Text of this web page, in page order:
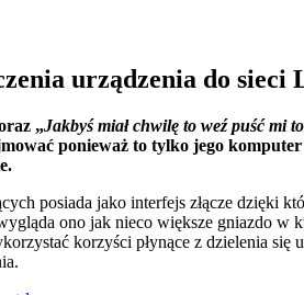
urządzenia do sieci
„Jakbyś miał chwilę to weź puść mi
ponieważ to tylko jego
posiada jako interfejs złącze dzięki
ono jak nieco większe gniazdo w
korzyści płynące z dzielenia się